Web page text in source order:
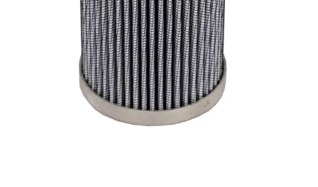
Tekninen tuki
Sylinterilaskuri
Sähköteholaskuri
Virtausnopeuslaskuri
Hammaspyöräpumpun tilavuuslaskuri
Hydrauliteholaskuri
Teollisuusletkuhaku
Suodatinhaku
Magneettikelahaku